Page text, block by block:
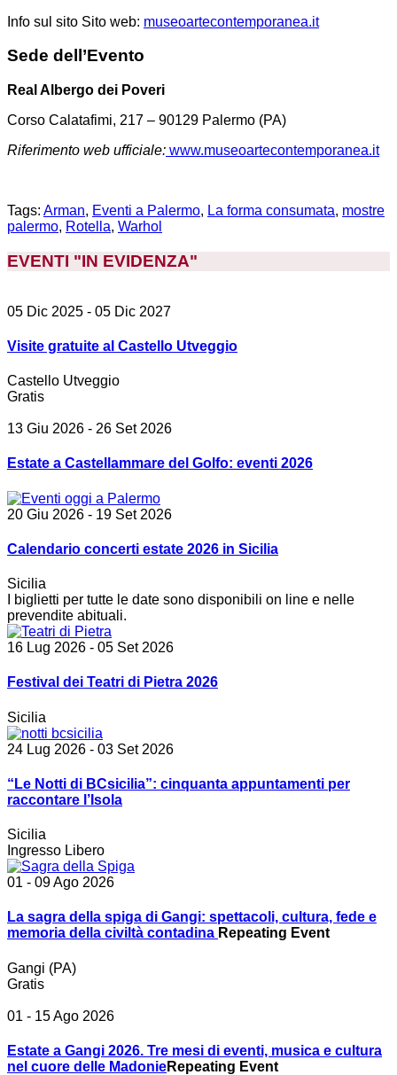
Info sul sito Sito web: museoartecontemporanea.it
Sede dell’Evento
Real Albergo dei Poveri
Corso Calatafimi, 217 – 90129 Palermo (PA)
Riferimento web ufficiale: www.museoartecontemporanea.it
Tags: Arman, Eventi a Palermo, La forma consumata, mostre
palermo, Rotella, Warhol
EVENTI "IN EVIDENZA"
05 Dic 2025 - 05 Dic 2027
Visite gratuite al Castello Utveggio
Castello Utveggio
Gratis
13 Giu 2026 - 26 Set 2026
Estate a Castellammare del Golfo: eventi 2026
20 Giu 2026 - 19 Set 2026
Calendario concerti estate 2026 in Sicilia
Sicilia
I biglietti per tutte le date sono disponibili on line e nelle
prevendite abituali.
16 Lug 2026 - 05 Set 2026
Festival dei Teatri di Pietra 2026
Sicilia
24 Lug 2026 - 03 Set 2026
“Le Notti di BCsicilia”: cinquanta appuntamenti per
raccontare l’Isola
Sicilia
Ingresso Libero
01 - 09 Ago 2026
La sagra della spiga di Gangi: spettacoli, cultura, fede e
memoria della civiltà contadina Repeating Event
Gangi (PA)
Gratis
01 - 15 Ago 2026
Estate a Gangi 2026. Tre mesi di eventi, musica e cultura
nel cuore delle MadonieRepeating Event